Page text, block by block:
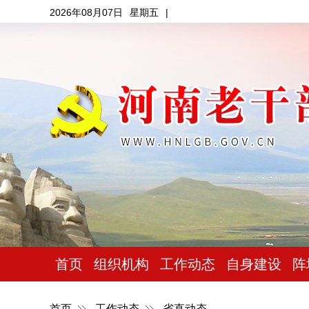
2026年08月07日 星期五 |
首页 组织机构 工作动态 自身建设